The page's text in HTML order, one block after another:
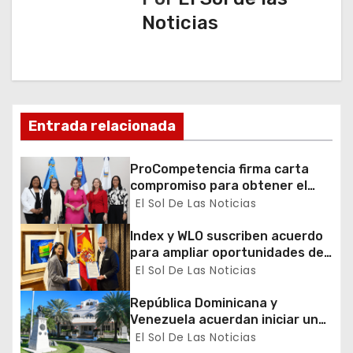
ó
n
d
e
e
n
t
r
a
Noticias
Entrada relacionada
ProCompetencia firma carta
compromiso para obtener el
Sello Igualando RD para el
El Sol De Las Noticias
Index y WLO suscriben acuerdo
para ampliar oportunidades de
formación de dominicanos en el
El Sol De Las Noticias
República Dominicana y
Venezuela acuerdan iniciar un
proceso de normalización
El Sol De Las Noticias